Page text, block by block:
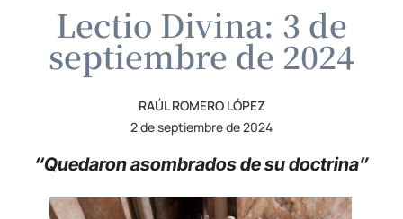
Lectio Divina: 3 de
septiembre de 2024
RAÚL ROMERO LÓPEZ
2 de septiembre de 2024
“Quedaron asombrados de su doctrina”